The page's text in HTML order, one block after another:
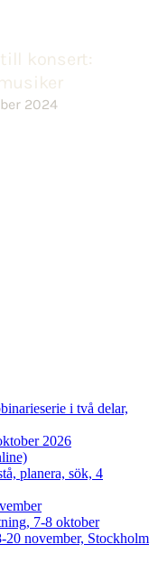
i två delar,
2026
planera, sök, 4
7-8 oktober
20 november, Stockholm